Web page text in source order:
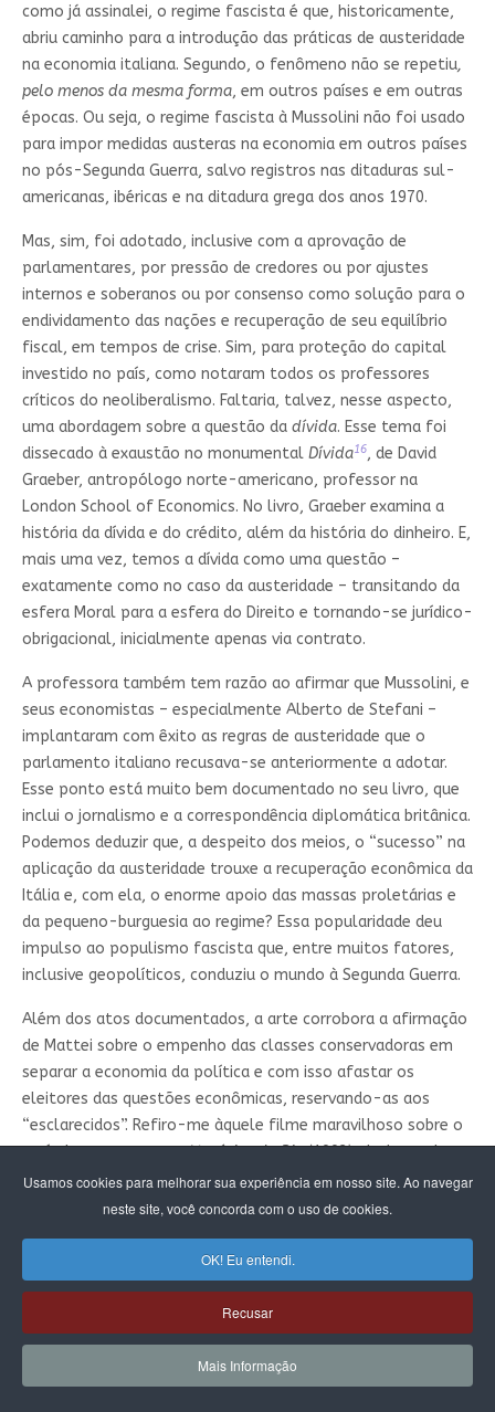
Usamos cookies para melhorar sua experiência em nosso site. Ao navegar
neste site, você concorda com o uso de cookies.
OK! Eu entendi.
Recusar
Mais Informação
como já assinalei, o regime fascista é que, historicamente,
abriu caminho para a introdução das práticas de austeridade
na economia italiana. Segundo, o fenômeno não se repetiu,
pelo menos da mesma forma, em outros países e em outras
épocas. Ou seja, o regime fascista à Mussolini não foi usado
para impor medidas austeras na economia em outros países
no pós-Segunda Guerra, salvo registros nas ditaduras sul-
americanas, ibéricas e na ditadura grega dos anos 1970.
Mas, sim, foi adotado, inclusive com a aprovação de
parlamentares, por pressão de credores ou por ajustes
internos e soberanos ou por consenso como solução para o
endividamento das nações e recuperação de seu equilíbrio
fiscal, em tempos de crise. Sim, para proteção do capital
investido no país, como notaram todos os professores
críticos do neoliberalismo. Faltaria, talvez, nesse aspecto,
uma abordagem sobre a questão da dívida. Esse tema foi
dissecado à exaustão no monumental Dívida16, de David
Graeber, antropólogo norte-americano, professor na
London School of Economics. No livro, Graeber examina a
história da dívida e do crédito, além da história do dinheiro. E,
mais uma vez, temos a dívida como uma questão –
exatamente como no caso da austeridade – transitando da
esfera Moral para a esfera do Direito e tornando-se jurídico-
obrigacional, inicialmente apenas via contrato.
A professora também tem razão ao afirmar que Mussolini, e
seus economistas – especialmente Alberto de Stefani –
implantaram com êxito as regras de austeridade que o
parlamento italiano recusava-se anteriormente a adotar.
Esse ponto está muito bem documentado no seu livro, que
inclui o jornalismo e a correspondência diplomática britânica.
Podemos deduzir que, a despeito dos meios, o “sucesso” na
aplicação da austeridade trouxe a recuperação econômica da
Itália e, com ela, o enorme apoio das massas proletárias e
da pequeno-burguesia ao regime? Essa popularidade deu
impulso ao populismo fascista que, entre muitos fatores,
inclusive geopolíticos, conduziu o mundo à Segunda Guerra.
Além dos atos documentados, a arte corrobora a afirmação
de Mattei sobre o empenho das classes conservadoras em
separar a economia da política e com isso afastar os
eleitores das questões econômicas, reservando-as aos
“esclarecidos”. Refiro-me àquele filme maravilhoso sobre o
período entre guerras,Vestígios do Dia(1993), de James Ivory,
baseado no livro do Nobel nipo-britânico Kazuo Ishiguro. Há
uma cena que se passa nos meados dos anos 1930, com a
elegantes convivas germanófilos, para demonstrar que o
povo não entende nada – logo não deve ser consultado –
convidam o mordomo (Antony Hopkins) que está no serviço
de atendê-los, a responder a algumas perguntas sobre
política externa, finanças e economia. O serviçal prontifica-
se, mas pede desculpas humildemente e não consegue